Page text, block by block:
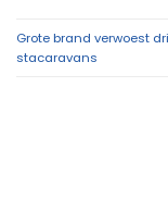
Grote brand verwoest
stacaravans